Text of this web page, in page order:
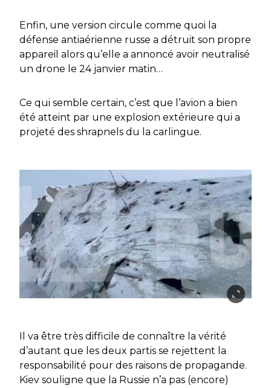
Enfin, une version circule comme quoi la
défense antiaérienne russe a détruit son propre
appareil alors qu’elle a annoncé avoir neutralisé
un drone le 24 janvier matin…
Ce qui semble certain, c’est que l’avion a bien
été atteint par une explosion extérieure qui a
projeté des shrapnels du la carlingue.
Il va être très difficile de connaître la vérité
d’autant que les deux partis se rejettent la
responsabilité pour des raisons de propagande.
Kiev souligne que la Russie n’a pas (encore)